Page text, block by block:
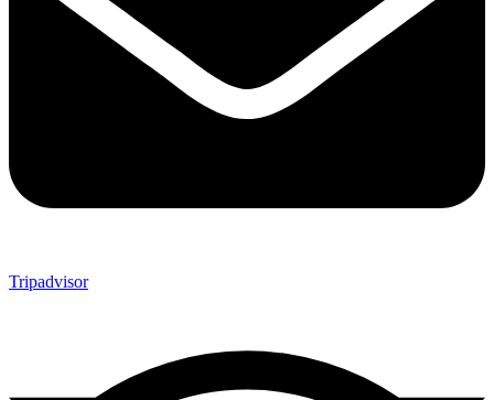
Tripadvisor